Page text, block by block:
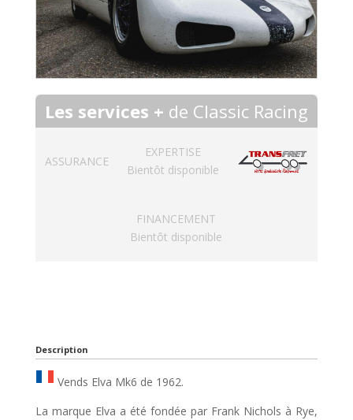
Les services + de Classic Racing
ASSURANCE
EXPERTISE
Bientôt disponible
FINANCEMENT
Bientôt disponible
Description
Vends Elva Mk6 de 1962.
La marque Elva a été fondée par Frank Nichols à Rye,